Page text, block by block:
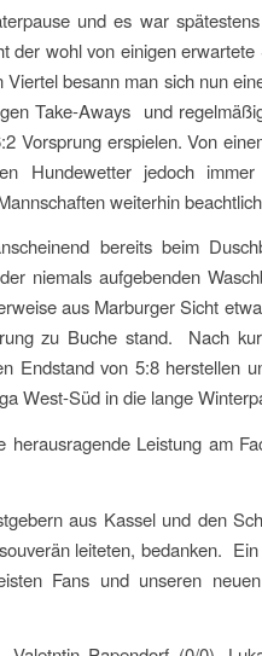
und es war
der wohl von einigen erwartete
besann man sich nun
Take-Aways und
Vorsprung erspielen. Von
Hundewetter jedoch
weiterhin
bereits beim
niemals aufgebenden
aus Marburger Sicht
zu Buche stand. Nach
Endstand von 5:8 herstellen
West-Süd in die lange
Leistung am
aus Kassel und den
leiteten, bedanken.
Fans und unseren neuen